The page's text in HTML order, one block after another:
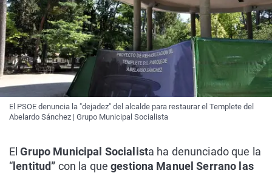
El PSOE denuncia la "dejadez" del alcalde para restaurar el Templete del
Abelardo Sánchez | Grupo Municipal Socialista
ElGrupo Municipal Socialista ha denunciado que la
“ lentitud” con la quegestiona Manuel Serrano las